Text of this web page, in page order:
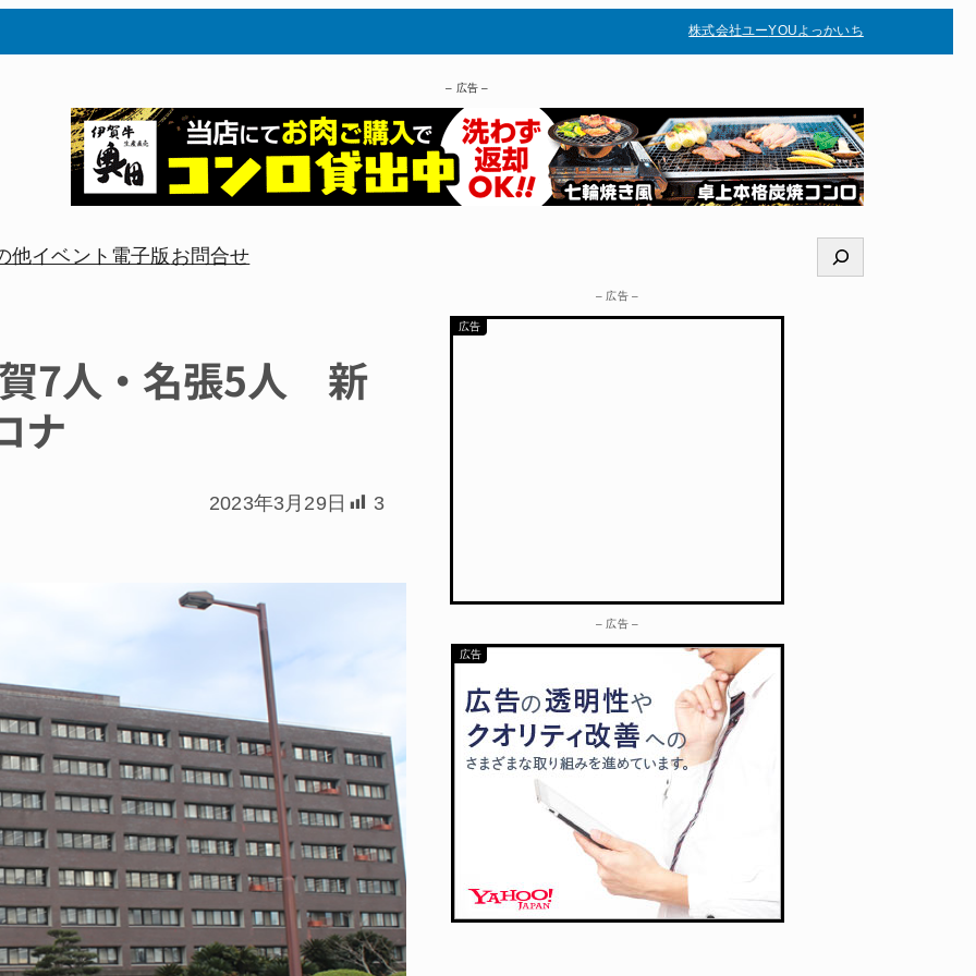
株式会社ユーYOUよっかいち
– 広告 –
他イベント 電子版 お問合せ
検
索
7人・名張5人 新
ナ
2023年3月29日 3
– 広告 –
– 広告 –